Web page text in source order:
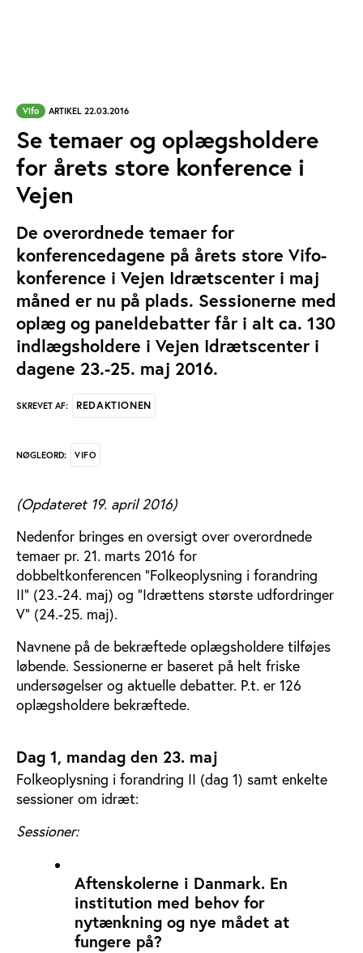
Vifo ARTIKEL 22.03.2016
Se temaer og oplægsholdere
for årets store konference i
Vejen
De overordnede temaer for
konferencedagene på årets store Vifo-
konference i Vejen Idrætscenter i maj
måned er nu på plads. Sessionerne med
oplæg og paneldebatter får i alt ca. 130
indlægsholdere i Vejen Idrætscenter i
dagene 23.-25. maj 2016.
SKREVET AF: REDAKTIONEN
NØGLEORD: VIFO
(Opdateret 19. april 2016)
Nedenfor bringes en oversigt over overordnede
temaer pr. 21. marts 2016 for
dobbeltkonferencen ”Folkeoplysning i forandring
II” (23.-24. maj) og ”Idrættens største udfordringer
V” (24.-25. maj).
Navnene på de bekræftede oplægsholdere tilføjes
løbende. Sessionerne er baseret på helt friske
undersøgelser og aktuelle debatter. P.t. er 126
oplægsholdere bekræftede.
Dag 1, mandag den 23. maj
Folkeoplysning i forandring II (dag 1) samt enkelte
sessioner om idræt:
Sessioner:
Aftenskolerne i Danmark. En
institution med behov for
nytænkning og nye mådet at
fungere på?